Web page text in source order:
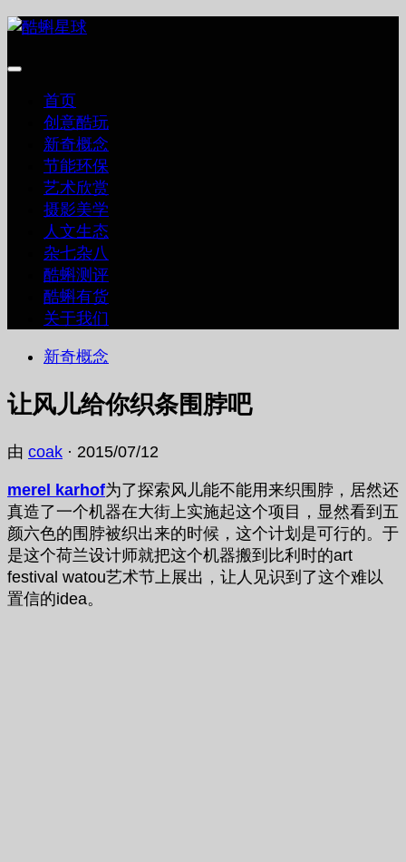
跳
内
首页
创意酷玩
新奇概念
节能环保
艺术欣赏
摄影美学
人文生态
杂七杂八
酷蝌测评
酷蝌有货
关于我们
新奇概念
让风儿给你织条围脖吧
由 coak · 2015/07/12
merel karhof为了探索风儿能不能用来织围脖，居然还
真造了一个机器在大街上实施起这个项目，显然看到五
颜六色的围脖被织出来的时候，这个计划是可行的。于
是这个荷兰设计师就把这个机器搬到比利时的art
festival watou艺术节上展出，让人见识到了这个难以
置信的idea。